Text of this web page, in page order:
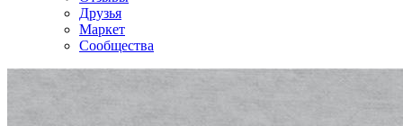
Друзья
Маркет
Сообщества